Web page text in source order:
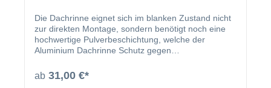
Die Dachrinne eignet sich im blanken Zustand nicht
zur direkten Montage, sondern benötigt noch eine
hochwertige Pulverbeschichtung, welche der
Aluminium Dachrinne Schutz gegen
empfehlen wir, dass die Dachrinnen nachträglich
bauseits beschichtet werden.
ab 31,00 €*